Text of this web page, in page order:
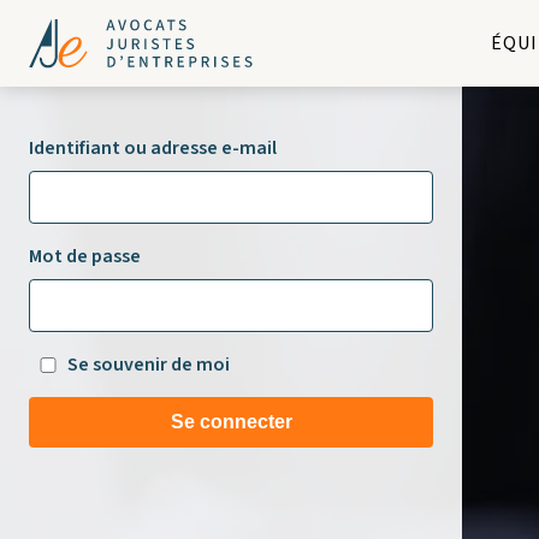
Identifiant ou adresse e-mail
Mot de passe
Se souvenir de moi